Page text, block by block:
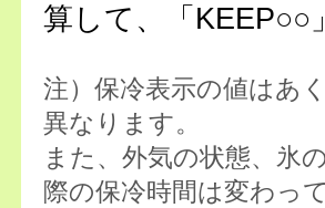
算して、「KEEP○○
注）保冷表示の値はあ
異なります。
また、外気の状態、氷
際の保冷時間は変わっ